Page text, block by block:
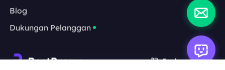
Blog
Dukungan Pelanggan
Indonesia